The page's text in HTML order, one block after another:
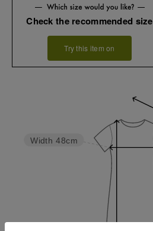
Check the recommended size
Try this item on
Width 48cm